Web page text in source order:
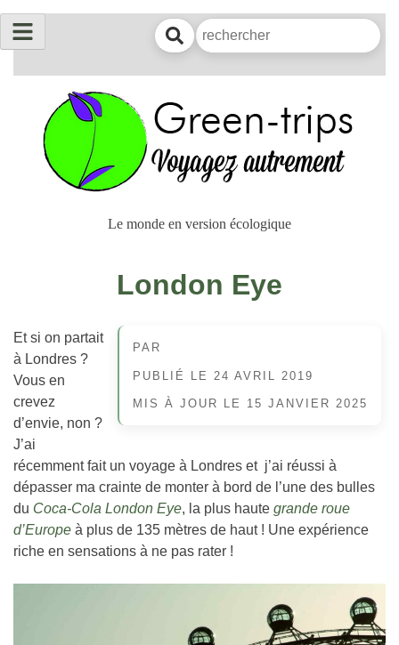
Le monde en version écologique
London Eye
PAR
PUBLIÉ LE 24 AVRIL 2019
MIS À JOUR LE 15 JANVIER 2025
Et si on partait
à Londres ?
Vous en
crevez
d’envie, non ?
J’ai
récemment fait un voyage à Londres et j’ai réussi à
dépasser ma crainte de monter à bord de l’une des bulles
du Coca-Cola London Eye, la plus haute grande roue
d’Europe à plus de 135 mètres de haut ! Une expérience
riche en sensations à ne pas rater !